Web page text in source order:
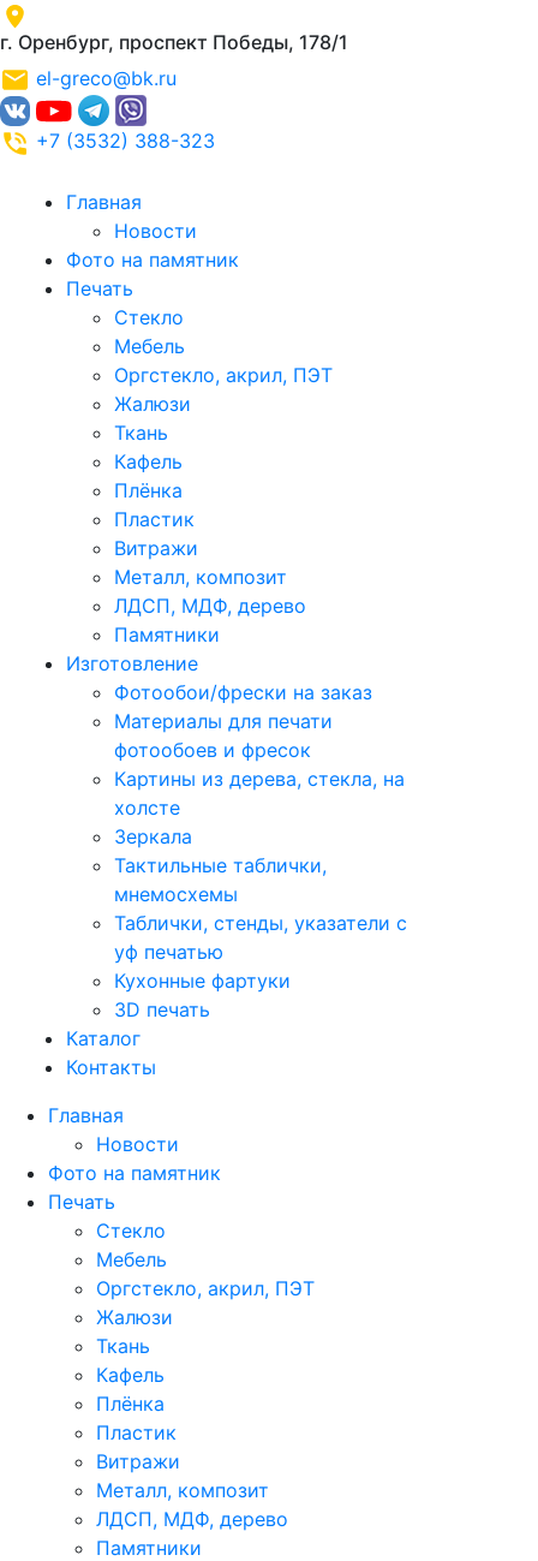
г. Оренбург, проспект Победы, 178/1
el-greco@bk.ru
+7 (3532) 388-323
Главная
Новости
Фото на памятник
Печать
Стекло
Мебель
Оргстекло, акрил, ПЭТ
Жалюзи
Ткань
Кафель
Плёнка
Пластик
Витражи
Металл, композит
ЛДСП, МДФ, дерево
Памятники
Изготовление
Фотообои/фрески на заказ
Материалы для печати
фотообоев и фресок
Картины из дерева, стекла, на
холсте
Зеркала
Тактильные таблички,
мнемосхемы
Таблички, стенды, указатели с
уф печатью
Кухонные фартуки
3D печать
Каталог
Контакты
Главная
Новости
Фото на памятник
Печать
Стекло
Мебель
Оргстекло, акрил, ПЭТ
Жалюзи
Ткань
Кафель
Плёнка
Пластик
Витражи
Металл, композит
ЛДСП, МДФ, дерево
Памятники